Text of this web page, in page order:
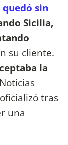
quedó sin
Sicilia,
su cliente.
la
tras
una